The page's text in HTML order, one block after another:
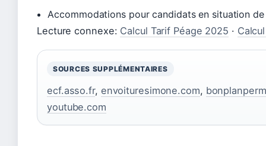
Accommodations pour candidats en situation
Lecture connexe: Calcul Tarif Péage 2025 ·
SOURCES SUPPLÉMENTAIRES
ecf.asso.fr, envoituresimone.com,
youtube.com